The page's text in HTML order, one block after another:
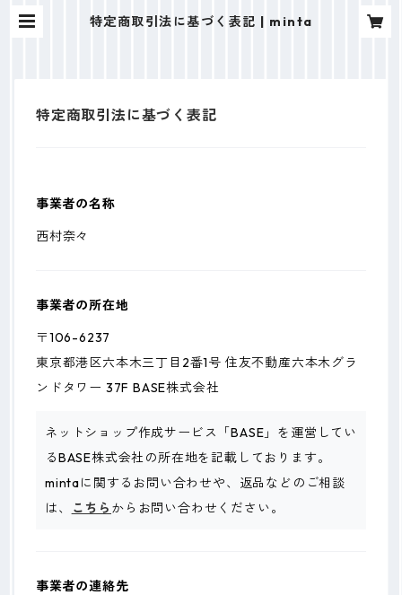
特定商取引法に基づく表記 | minta
特定商取引法に基づく表記
事業者の名称
西村奈々
事業者の所在地
〒106-6237
東京都港区六本木三丁目2番1号 住友不動産六本木グラ
ンドタワー 37F BASE株式会社
ネットショップ作成サービス「BASE」を運営してい
るBASE株式会社の所在地を記載しております。
mintaに関するお問い合わせや、返品などのご相談
は、
こちら からお問い合わせください。
事業者の連絡先